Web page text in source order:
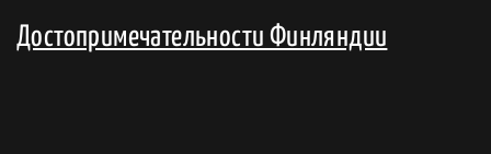
Достопримечательности Финляндии